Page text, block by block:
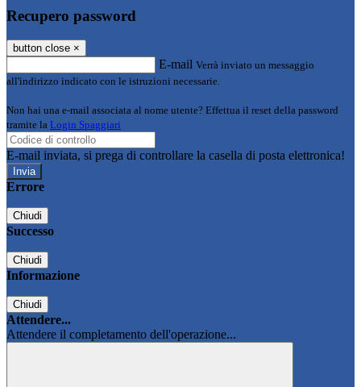
Recupero password
button close ×
E-mail Verrà inviato un messaggio
all'indirizzo indicato con le istruzioni necessarie.
Non hai una e-mail associata al nome utente? Effettua il reset della password
tramite la Login Spaggiari
E-mail inviata, si prega di controllare la casella di posta elettronica!
Errore
Chiudi
Successo
Chiudi
Informazione
Chiudi
Attendere...
Attendere il completamento dell'operazione...